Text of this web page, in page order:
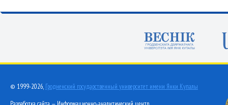
© 1999-2026, Гродненский государственный университет имени Янки Купалы